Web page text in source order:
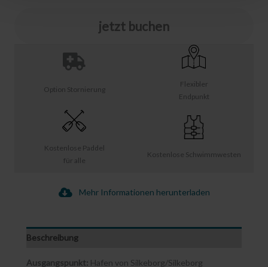
Kostenlose Schwimmwesten
Kostenlose Paddel
für alle
Flexibler
Endpunkt
Option Stornierung
Mehr Informationen herunterladen
Beschreibung
Ausgangspunkt: Hafen von Silkeborg/Silkeborg
jetzt buchen